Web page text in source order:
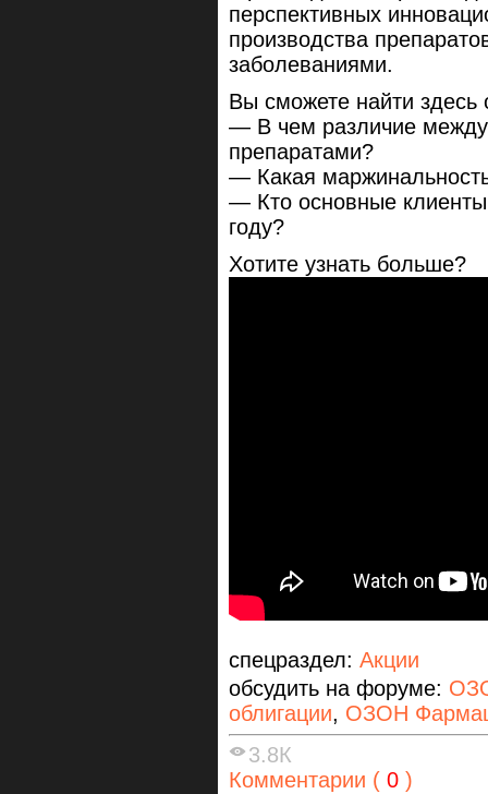
перспективных
производства
заболеваниями.
Вы сможете найти
— В чем различие
препаратами?
— Какая
— Кто основные клиенты
году?
Хотите узнать больше?
спецраздел: Акции
обсудить на форуме:
облигации, ОЗОН
3.8К
Комментарии ( 0 )